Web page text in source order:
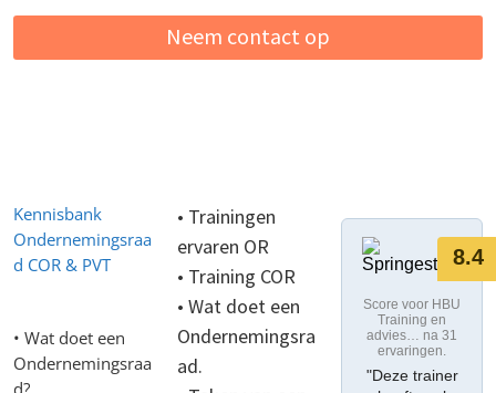
Neem contact op
Kennisbank
Ondernemingsraa
d COR & PVT
• Wat doet een
Ondernemingsraa
• Trainingen
ervaren OR
• Training COR
• Wat doet een
Ondernemingsra
ad.
8.4
Score voor HBU
Training en
advies… na 31
ervaringen.
"Deze trainer